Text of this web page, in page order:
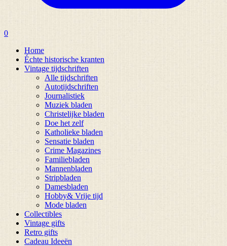
0
Home
Échte historische kranten
Vintage tijdschriften
Alle tijdschriften
Autotijdschriften
Journalistiek
Muziek bladen
Christelijke bladen
Doe het zelf
Katholieke bladen
Sensatie bladen
Crime Magazines
Familiebladen
Mannenbladen
Stripbladen
Damesbladen
Hobby& Vrije tijd
Mode bladen
Collectibles
Vintage gifts
Retro gifts
Cadeau Ideeën